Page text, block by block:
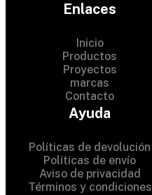
Enlaces
Inicio
Productos
Proyectos
marcas
Contacto
Ayuda
Políticas de devolución
Políticas de envío
Aviso de privacidad
Términos y condiciones